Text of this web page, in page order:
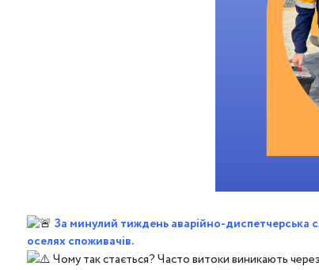
За минулий тиждень аварійно-диспетчерська
оселях споживачів.
Чому так стається? Часто витоки виникають